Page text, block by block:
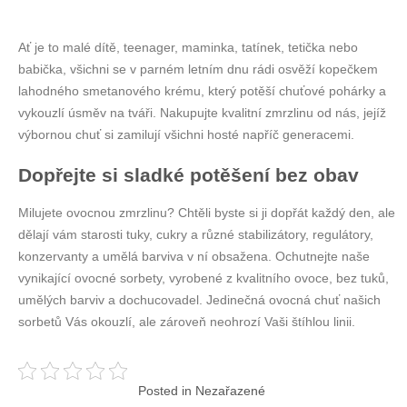
Ať je to malé dítě, teenager, maminka, tatínek, tetička nebo
babička, všichni se v parném letním dnu rádi osvěží kopečkem
lahodného smetanového krému, který potěší chuťové pohárky a
vykouzlí úsměv na tváři. Nakupujte kvalitní zmrzlinu od nás, jejíž
výbornou chuť si zamilují všichni hosté napříč generacemi.
Dopřejte si sladké potěšení bez obav
Milujete ovocnou zmrzlinu? Chtěli byste si ji dopřát každý den, ale
dělají vám starosti tuky, cukry a různé stabilizátory, regulátory,
konzervanty a umělá barviva v ní obsažena. Ochutnejte naše
vynikající ovocné sorbety, vyrobené z kvalitního ovoce, bez tuků,
umělých barviv a dochucovadel. Jedinečná ovocná chuť našich
sorbetů Vás okouzlí, ale zároveň neohrozí Vaši štíhlou linii.
Posted in Nezařazené